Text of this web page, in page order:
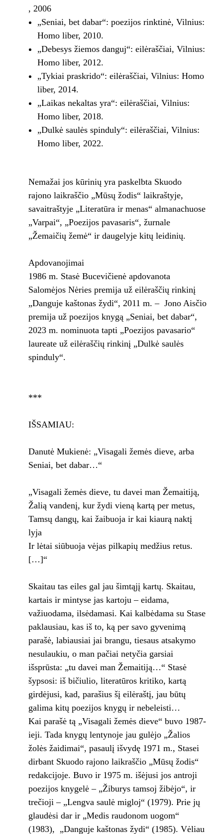
, 2006
„Seniai, bet dabar“: poezijos rinktinė, Vilnius:
Homo liber, 2010.
„Debesys žiemos danguj“: eilėraščiai, Vilnius:
Homo liber, 2012.
„Tykiai praskrido“: eilėraščiai, Vilnius: Homo
liber, 2014.
„Laikas nekaltas yra“: eilėraščiai, Vilnius:
Homo liber, 2018.
„Dulkė saulės spinduly“: eilėraščiai, Vilnius:
Homo liber, 2022.
Nemažai jos kūrinių yra paskelbta Skuodo
rajono laikraščio „Mūsų žodis“ laikraštyje,
savaitraštyje „Literatūra ir menas“ almanachuose
„Varpai“, „Poezijos pavasaris“, žurnale
„Žemaičių žemė“ ir daugelyje kitų leidinių.
Apdovanojimai
1986 m. Stasė Bucevičienė apdovanota
Salomėjos Nėries premija už eilėraščių rinkinį
„Danguje kaštonas žydi“, 2011 m. – Jono Aisčio
premija už poezijos knygą „Seniai, bet dabar“,
2023 m. nominuota tapti „Poezijos pavasario“
laureate už eilėraščių rinkinį „Dulkė saulės
spinduly“.
***
IŠSAMIAU:
Danutė Mukienė: „Visagali žemės dieve, arba
Seniai, bet dabar…“
„Visagali žemės dieve, tu davei man Žemaitiją,
Žalią vandenį, kur žydi vieną kartą per metus,
Tamsų dangų, kai žaibuoja ir kai kiaurą naktį
lyja
Ir lėtai siūbuoja vėjas pilkapių medžius retus.
[…]“
Skaitau tas eiles gal jau šimtąjį kartų. Skaitau,
kartais ir mintyse jas kartoju – eidama,
važiuodama, ilsėdamasi. Kai kalbėdama su Stase
paklausiau, kas iš to, ką per savo gyvenimą
parašė, labiausiai jai brangu, tiesaus atsakymo
nesulaukiu, o man pačiai netyčia garsiai
išsprūsta: „tu davei man Žemaitiją…“ Stasė
šypsosi: iš bičiulio, literatūros kritiko, kartą
girdėjusi, kad, parašius šį eilėraštį, jau būtų
galima kitų poezijos knygų ir nebeleisti…
Kai parašė tą „Visagali žemės dieve“ buvo 1987-
ieji. Tada knygų lentynoje jau gulėjo „Žalios
žolės žaidimai“, pasaulį išvydę 1971 m., Stasei
dirbant Skuodo rajono laikraščio „Mūsų žodis“
redakcijoje. Buvo ir 1975 m. išėjusi jos antroji
poezijos knygelė – „Žiburys tamsoj žibėjo“, ir
trečioji – „Lengva saulė migloj“ (1979). Prie jų
glaudėsi dar ir „Medis raudonom uogom“
(1983), „Danguje kaštonas žydi“ (1985). Vėliau